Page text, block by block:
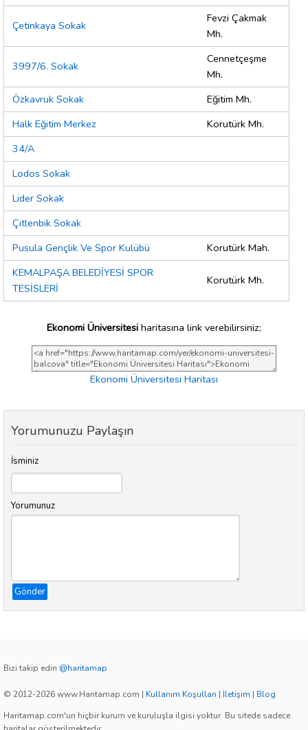
Çetinkaya Sokak
Fevzi Çakmak
Mh.
3997/6. Sokak
Cennetçeşme
Mh.
Özkavruk Sokak
Eğitim Mh.
Halk Eğitim Merkez
Korutürk Mh.
34/A
Lodos Sokak
Lider Sokak
Çitlenbik Sokak
Pusula Gençlik Ve Spor Kulübü
Korutürk Mah.
KEMALPAŞA BELEDİYESİ SPOR
TESİSLERİ
Korutürk Mh.
Ekonomi Üniversitesi haritasına link verebilirsiniz;
Ekonomi Üniversitesi Haritası
Yorumunuzu Paylaşın
İsminiz
Yorumunuz
Gönder
Bizi takip edin @haritamap
© 2012-2026 www.Haritamap.com | Kullanım Koşulları | İletişim | Blog
Haritamap.com'un hiçbir kurum ve kuruluşla ilgisi yoktur. Bu sitede sadece